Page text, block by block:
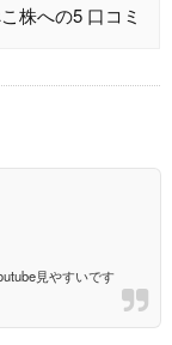
株への5 口コミ
見やすいです